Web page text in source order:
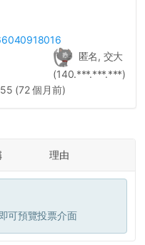
匿名, 交大
(140.***.***.***)
(72 個月前)
理由
可預覽投票介面